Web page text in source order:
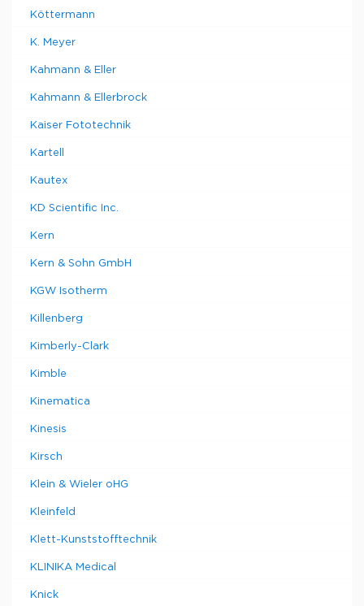
Köttermann
K. Meyer
Kahmann & Eller
Kahmann & Ellerbrock
Kaiser Fototechnik
Kartell
Kautex
KD Scientific Inc.
Kern
Kern & Sohn GmbH
KGW Isotherm
Killenberg
Kimberly-Clark
Kimble
Kinematica
Kinesis
Kirsch
Klein & Wieler oHG
Kleinfeld
Klett-Kunststofftechnik
KLINIKA Medical
Knick